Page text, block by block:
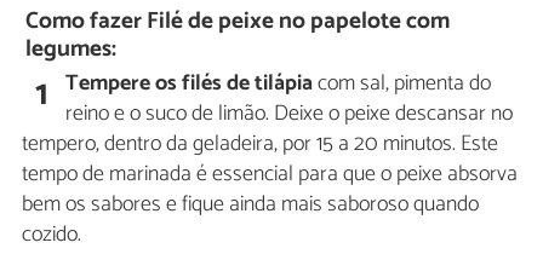
Como fazer Filé de peixe no papelote com
legumes:
1 Tempere os filés de tilápiacom sal, pimenta do
reino e o suco de limão. Deixe o peixe descansar no
tempero, dentro da geladeira, por 15 a 20 minutos. Este
tempo de marinada é essencial para que o peixe absorva
bem os sabores e fique ainda mais saboroso quando
cozido.